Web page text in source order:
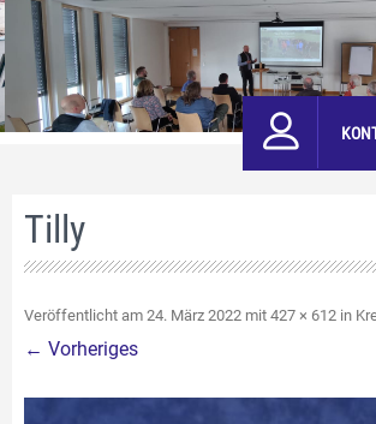
Tilly
Veröffentlicht am 24. März 2022 mit 427 × 612 in
← Vorheriges